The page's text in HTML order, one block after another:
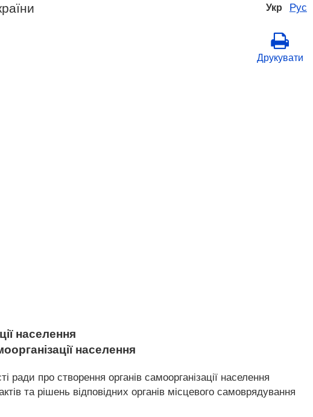
Укр Рус
Друкувати
населення
населення
ради про створення органів самоорганізації населення
та рішень відповідних органів місцевого самоврядування